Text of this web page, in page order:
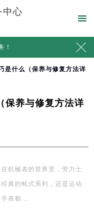
中心

！ 
是什么（保养与修复方法详
保养与修复方法详
机械表的世界里，劳力士
典的蚝式系列，还是运动
表都…